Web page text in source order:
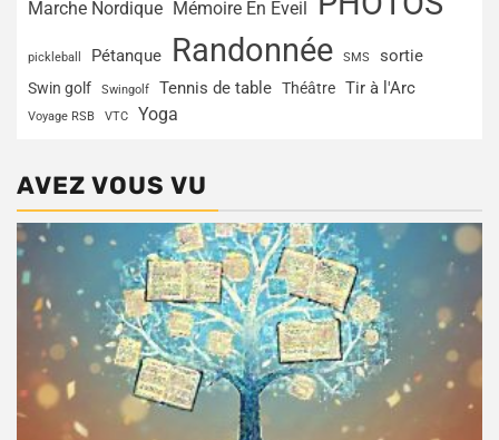
Marche Nordique Mémoire En Eveil
pickleball Pétanque Randonnée SMS sortie
Swin golf Swingolf Tennis de table Théâtre Tir à l'Arc
Voyage RSB VTC Yoga
AVEZ VOUS VU